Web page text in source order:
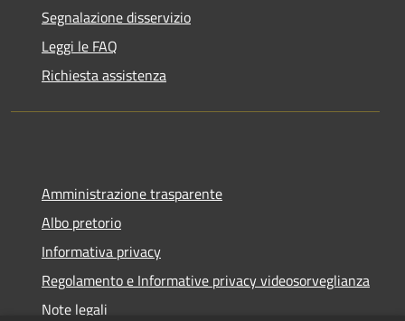
Segnalazione disservizio
Leggi le FAQ
Richiesta assistenza
Amministrazione trasparente
Albo pretorio
Informativa privacy
Regolamento e Informative privacy videosorveglianza
Note legali